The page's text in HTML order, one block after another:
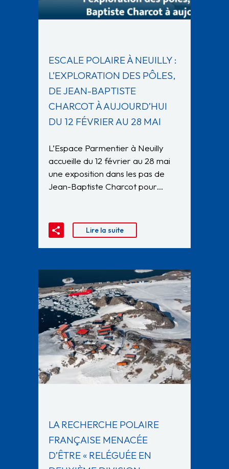
ESCALE POLAIRE À NEUILLY :
L’EXPLORATION DES PÔLES,
DE JEAN-BAPTISTE
CHARCOT À AUJOURD’HUI
DU 12 FÉVRIER AU 28 MAI
L’Espace Parmentier à Neuilly
accueille du 12 février au 28 mai
une exposition dans les pas de
Jean-Baptiste Charcot pour…
Lire la suite
LA RECHERCHE POLAIRE
FRANÇAISE MENACÉE
D’ÊTRE « RELÉGUÉE EN